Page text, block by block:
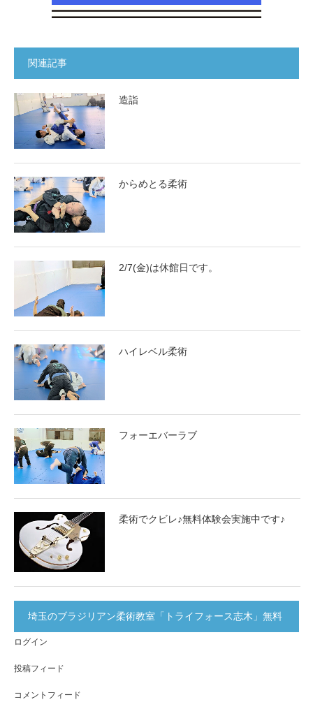
関連記事
造詣
からめとる柔術
2/7(金)は休館日です。
ハイレベル柔術
フォーエバーラブ
柔術でクビレ♪無料体験会実施中です♪
埼玉のブラジリアン柔術教室「トライフォース志木」無料
体験実施中！
ログイン
投稿フィード
コメントフィード